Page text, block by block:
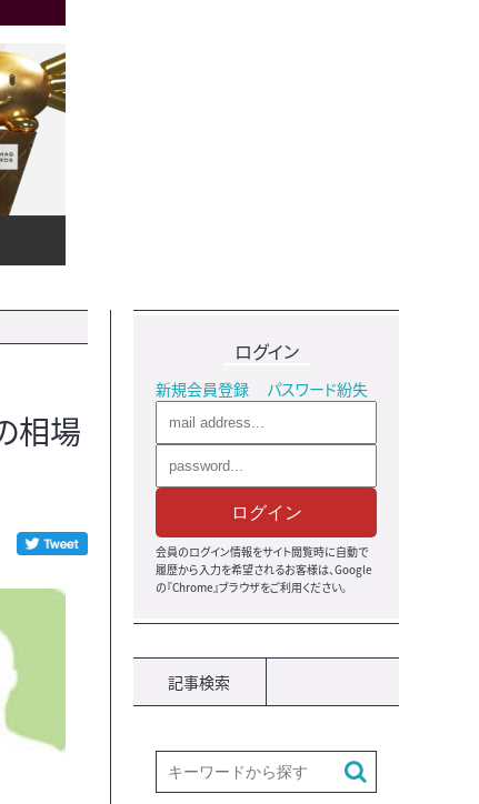
相場
ログイン
新規会員登録 パスワード紛失
ログイン
会員のログイン情報をサイト閲覧時に自動で
履歴から入力を希望されるお客様は、Google
の『Chrome』ブラウザをご利用ください。
記事検索